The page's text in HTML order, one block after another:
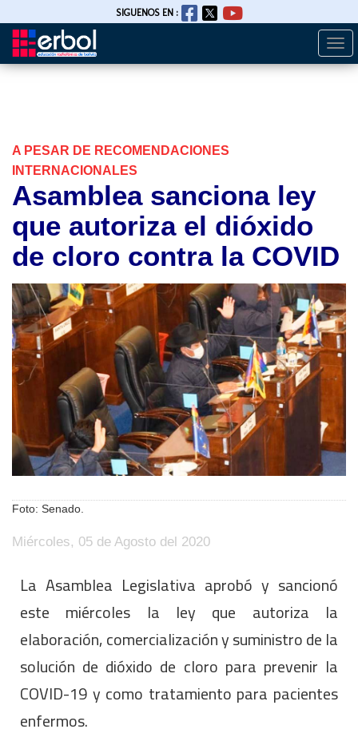
Pasar
SIGUENOS EN :
A PESAR DE RECOMENDACIONES
INTERNACIONALES
Asamblea sanciona ley
que autoriza el dióxido
de cloro contra la COVID
Foto: Senado.
Miércoles, 05 de Agosto del 2020
La Asamblea Legislativa aprobó y sancionó
este miércoles la ley que autoriza la
elaboración, comercialización y suministro de la
solución de dióxido de cloro para prevenir la
COVID-19 y como tratamiento para pacientes
enfermos.